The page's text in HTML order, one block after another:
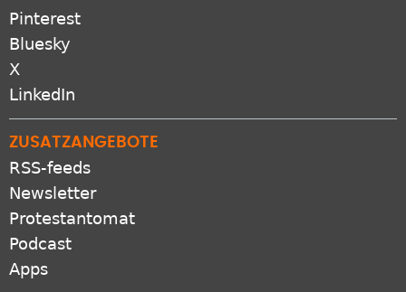
Pinterest
Bluesky
X
LinkedIn
ZUSATZANGEBOTE
RSS-feeds
Newsletter
Protestantomat
Podcast
Apps